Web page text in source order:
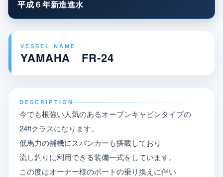
平成６年新造進水
VESSEL NAME
YAMAHA FR-24
DESCRIPTION
今でも根強い人気のあるオープンキャビンタイプの
24ftクラスになります。
低馬力の補機にスパンカーも搭載しており
流し釣りに利用できる装備一式をしています。
この度はオーナー様のボートの乗り換えに伴い